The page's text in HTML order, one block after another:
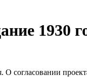
1930
согласовании